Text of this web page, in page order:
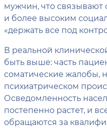
мужчин, что
и более высоким
«держать все под
В реальной
быть выше: часть
соматические жалобы,
психиатрическом
Осведомленность
постепенно растет, и
обращаются за